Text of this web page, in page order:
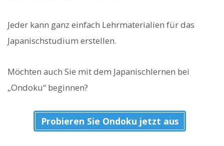
Jeder kann ganz einfach Lehrmaterialien für das
Japanischstudium erstellen.
Möchten auch Sie mit dem Japanischlernen bei
„Ondoku“ beginnen?
Probieren Sie Ondoku jetzt aus